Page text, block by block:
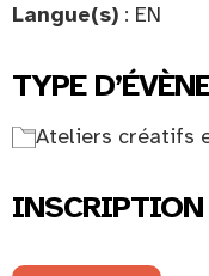
Langue(s) : EN
TYPE
Ateliers créatifs
INSCRIPTION